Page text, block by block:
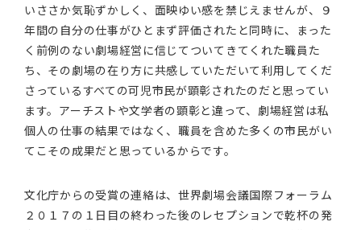
いささか気恥ずかしく、面映ゆい感を禁じえませんが、９
年間の自分の仕事がひとまず評価されたと同時に、まった
く前例のない劇場経営に信じてついてきてくれた職員た
ち、その劇場の在り方に共感していただいて利用してくだ
さっているすべての可児市民が顕彰されたのだと思ってい
ます。アーチストや文学者の顕彰と違って、劇場経営は私
個人の仕事の結果ではなく、職員を含めた多くの市民がい
てこその成果だと思っているからです。
文化庁からの受賞の連絡は、世界劇場会議国際フォーラム
２０１７の１日目の終わった後のレセプションで乾杯の発